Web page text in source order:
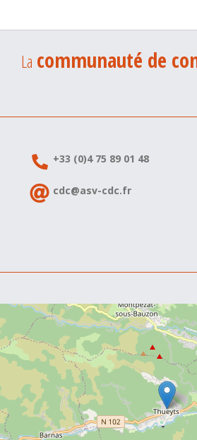
La communauté de
+33 (0)4 75 89 01 48
cdc@asv-cdc.fr